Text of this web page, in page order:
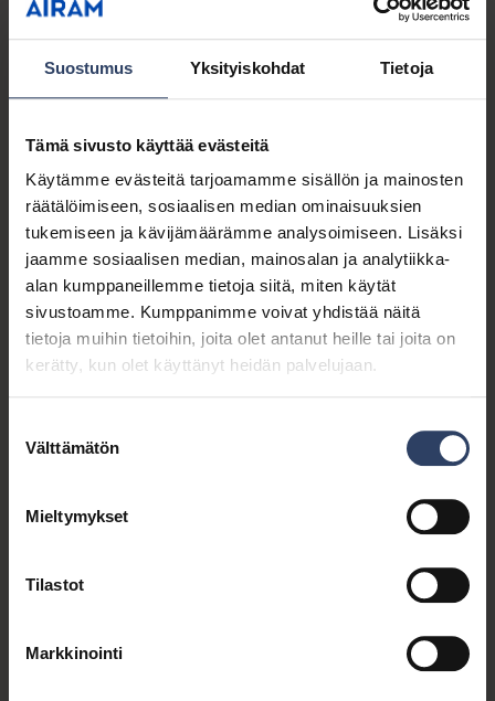
Suostumus Yksityiskohdat Tietoja
Tämä sivusto käyttää evästeitä
Käytämme evästeitä tarjoamamme sisällön ja mainosten
räätälöimiseen, sosiaalisen median ominaisuuksien
tukemiseen ja kävijämäärämme analysoimiseen. Lisäksi
jaamme sosiaalisen median, mainosalan ja analytiikka-
alan kumppaneillemme tietoja siitä, miten käytät
sivustoamme. Kumppanimme voivat yhdistää näitä
tietoja muihin tietoihin, joita olet antanut heille tai joita on
kerätty, kun olet käyttänyt heidän palvelujaan.
valinta
Välttämätön
Mieltymykset
Tilastot
Markkinointi
varten. Markkinointiyhteistyöhön liittyvä kirjanpito ja
Henkilötiedot
Oikeusperuste
Käsittelyn tarkoitus:
Henkilötiedot